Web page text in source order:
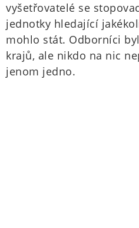
vyšetřovatelé se
jednotky hledající
mohlo stát. Odborníci
krajů, ale nikdo na nic
jenom jedno.